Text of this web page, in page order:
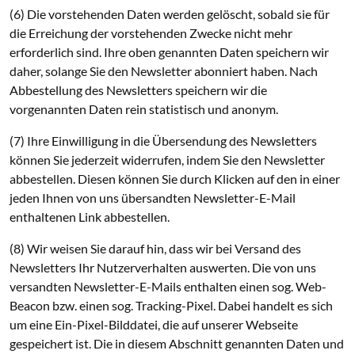
(6) Die vorstehenden Daten werden gelöscht, sobald sie für
die Erreichung der vorstehenden Zwecke nicht mehr
erforderlich sind. Ihre oben genannten Daten speichern wir
daher, solange Sie den Newsletter abonniert haben. Nach
Abbestellung des Newsletters speichern wir die
vorgenannten Daten rein statistisch und anonym.
(7) Ihre Einwilligung in die Übersendung des Newsletters
können Sie jederzeit widerrufen, indem Sie den Newsletter
abbestellen. Diesen können Sie durch Klicken auf den in einer
jeden Ihnen von uns übersandten Newsletter-E-Mail
enthaltenen Link abbestellen.
(8) Wir weisen Sie darauf hin, dass wir bei Versand des
Newsletters Ihr Nutzerverhalten auswerten. Die von uns
versandten Newsletter-E-Mails enthalten einen sog. Web-
Beacon bzw. einen sog. Tracking-Pixel. Dabei handelt es sich
um eine Ein-Pixel-Bilddatei, die auf unserer Webseite
gespeichert ist. Die in diesem Abschnitt genannten Daten und